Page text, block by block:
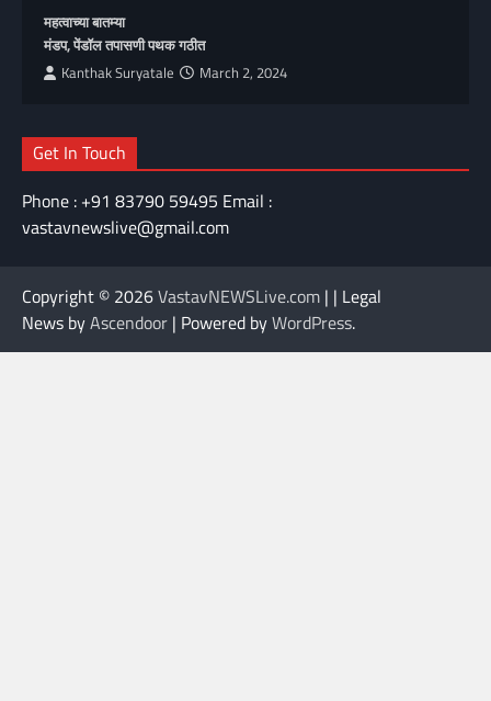
महत्वाच्या बातम्या
मंडप, पेंडॉल तपासणी पथक गठीत
Kanthak Suryatale March 2, 2024
Get In Touch
Phone : +91 83790 59495 Email :
vastavnewslive@gmail.com
Copyright © 2026VastavNEWSLive.com | | Legal
News byAscendoor | Powered byWordPress.